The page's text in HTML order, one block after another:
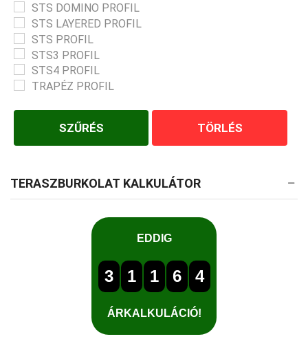
STS DOMINO PROFIL
STS LAYERED PROFIL
STS PROFIL
STS3 PROFIL
STS4 PROFIL
TRAPÉZ PROFIL
SZŰRÉS TÖRLÉS
TERASZBURKOLAT KALKULÁTOR